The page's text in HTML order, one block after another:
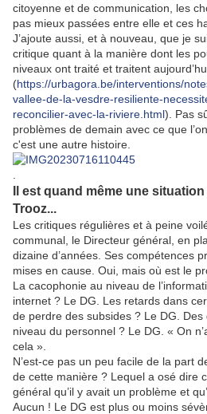
citoyenne et de communication, les
pas mieux passées entre elle et ces
J’ajoute aussi, et à nouveau, que je
critique quant à la manière dont les
niveaux ont traité et traitent
(https://urbagora.be/interventions/
vallee-de-la-vesdre-resiliente-
reconcilier-avec-la-riviere.html). Pas
problèmes de demain avec ce que
c'est une autre histoire.
Il est quand même une
Trooz...
Les critiques régulières et à peine
communal, le Directeur général, en
dizaine d’années. Ses compétences
mises en cause. Oui, mais où est le
La cacophonie au niveau de
internet ? Le DG. Les retards dans
de perdre des subsides ? Le DG.
niveau du personnel ? Le DG. « On
cela ».
N’est-ce pas un peu facile de la part
de cette manière ? Lequel a osé dire
général qu’il y avait un problème et
Aucun ! Le DG est plus ou moins